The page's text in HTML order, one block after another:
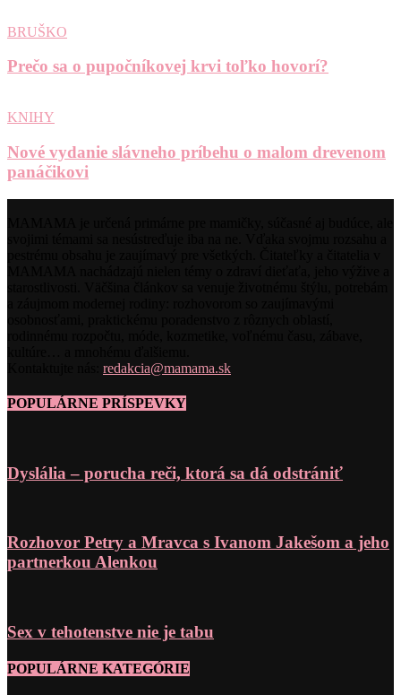
BRUŠKO
Prečo sa o pupočníkovej krvi toľko hovorí?
KNIHY
Nové vydanie slávneho príbehu o malom drevenom
panáčikovi
redakcia@mamama.sk
POPULÁRNE PRÍSPEVKY
Dyslália – porucha reči, ktorá sa dá odstrániť
Rozhovor Petry a Mravca s Ivanom Jakešom a jeho
partnerkou Alenkou
Sex v tehotenstve nie je tabu
POPULÁRNE KATEGÓRIE